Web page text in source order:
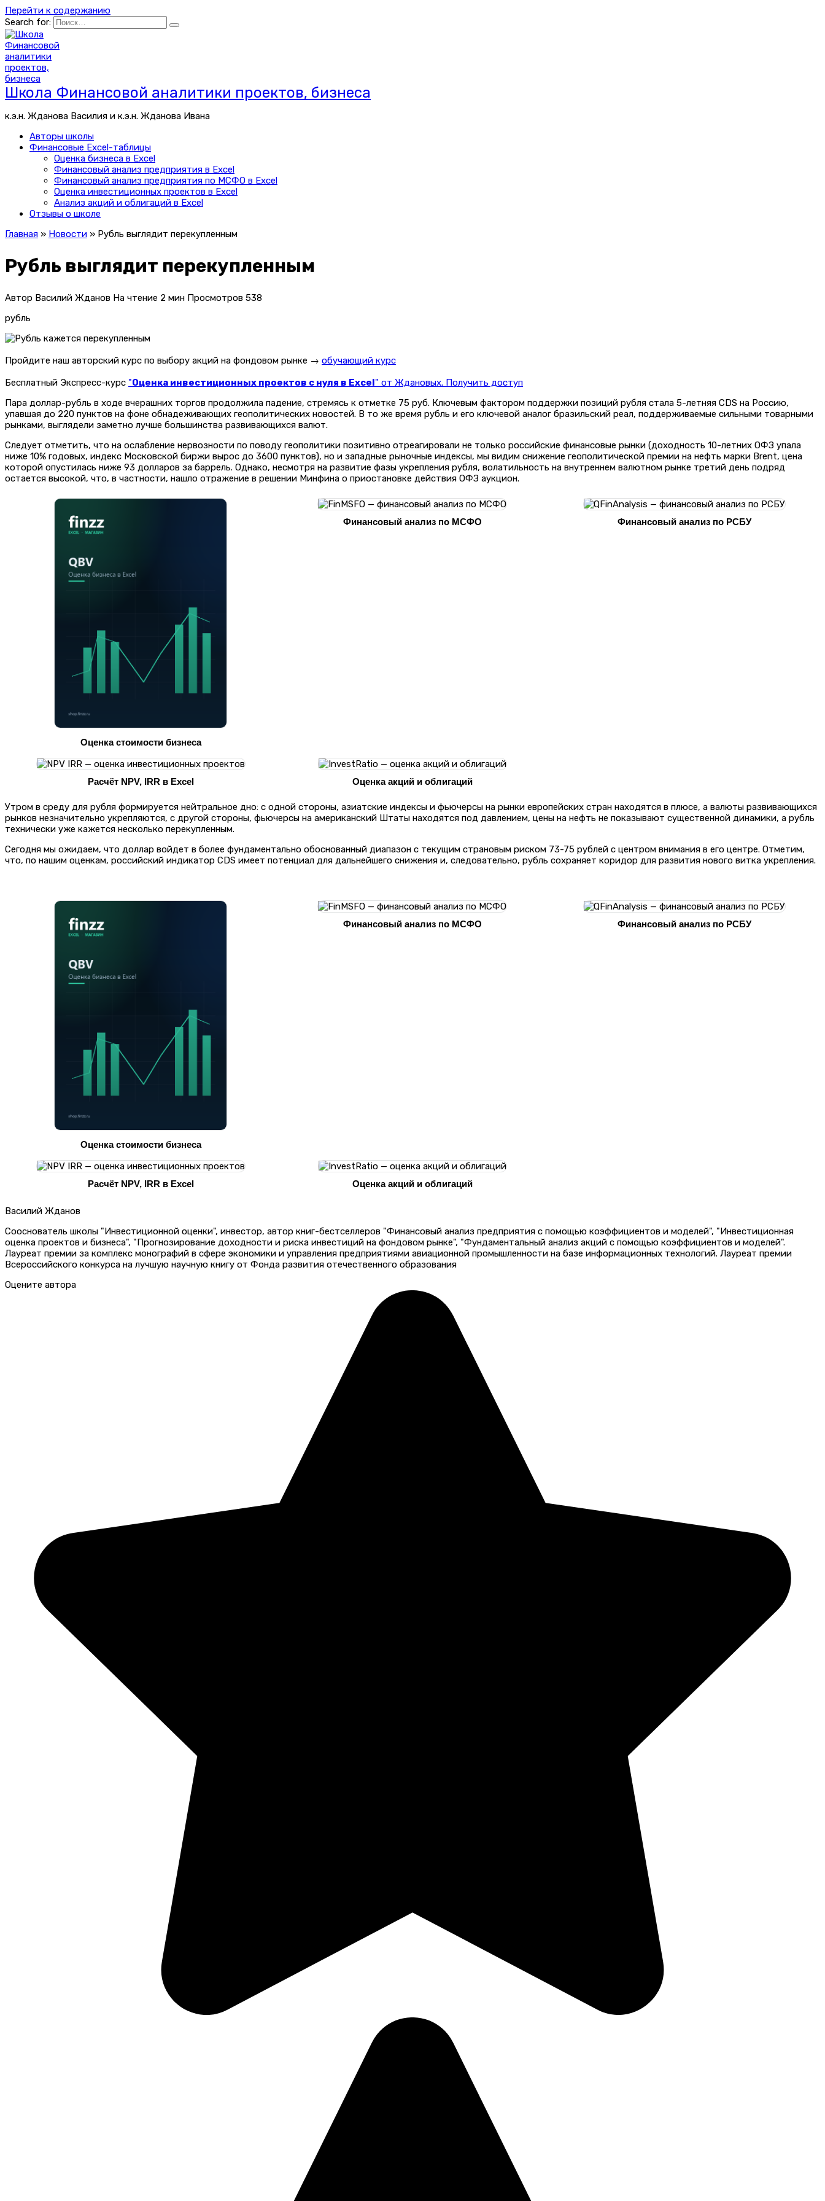
Перейти к содержанию
Search for:
Школа Финансовой аналитики проектов, бизнеса
к.э.н. Жданова Василия и к.э.н. Жданова Ивана
Авторы школы
Финансовые Excel-таблицы
Оценка бизнеса в Excel
Финансовый анализ предприятия в Excel
Финансовый анализ предприятия по МСФО в Excel
Оценка инвестиционных проектов в Excel
Анализ акций и облигаций в Excel
Отзывы о школе
Главная » Новости » Рубль выглядит перекупленным
Рубль выглядит перекупленным
Автор Василий Жданов На чтение 2 мин Просмотров 538
рубль
Пройдите наш авторский курс по выбору акций на фондовом рынке → обучающий курс
Бесплатный Экспресс-курс "Оценка инвестиционных проектов с нуля в Excel" от Ждановых. Получить доступ
Пара доллар-рубль в ходе вчерашних торгов продолжила падение, стремясь к отметке 75 руб. Ключевым фактором поддержки позиций рубля стала 5-летняя CDS на Россию,
упавшая до 220 пунктов на фоне обнадеживающих геополитических новостей. В то же время рубль и его ключевой аналог бразильский реал, поддерживаемые сильными товарными
рынками, выглядели заметно лучше большинства развивающихся валют.
Следует отметить, что на ослабление нервозности по поводу геополитики позитивно отреагировали не только российские финансовые рынки (доходность 10-летних ОФЗ упала
ниже 10% годовых, индекс Московской биржи вырос до 3600 пунктов), но и западные рыночные индексы, мы видим снижение геополитической премии на нефть марки Brent, цена
которой опустилась ниже 93 долларов за баррель. Однако, несмотря на развитие фазы укрепления рубля, волатильность на внутреннем валютном рынке третий день подряд
остается высокой, что, в частности, нашло отражение в решении Минфина о приостановке действия ОФЗ аукцион.
Оценка стоимости бизнеса
Финансовый анализ по МСФО Финансовый анализ по РСБУ
Расчёт NPV, IRR в Excel Оценка акций и облигаций
Утром в среду для рубля формируется нейтральное дно: с одной стороны, азиатские индексы и фьючерсы на рынки европейских стран находятся в плюсе, а валюты развивающихся
рынков незначительно укрепляются, с другой стороны, фьючерсы на американский Штаты находятся под давлением, цены на нефть не показывают существенной динамики, а рубль
технически уже кажется несколько перекупленным.
Сегодня мы ожидаем, что доллар войдет в более фундаментально обоснованный диапазон с текущим страновым риском 73-75 рублей с центром внимания в его центре. Отметим,
что, по нашим оценкам, российский индикатор CDS имеет потенциал для дальнейшего снижения и, следовательно, рубль сохраняет коридор для развития нового витка укрепления.
Оценка стоимости бизнеса
Финансовый анализ по МСФО Финансовый анализ по РСБУ
Расчёт NPV, IRR в Excel Оценка акций и облигаций
Василий Жданов
Сооснователь школы "Инвестиционной оценки", инвестор, автор книг-бестселлеров "Финансовый анализ предприятия с помощью коэффициентов и моделей", "Инвестиционная
оценка проектов и бизнеса", "Прогнозирование доходности и риска инвестиций на фондовом рынке", "Фундаментальный анализ акций с помощью коэффициентов и моделей".
Лауреат премии за комплекс монографий в сфере экономики и управления предприятиями авиационной промышленности на базе информационных технологий. Лауреат премии
Всероссийского конкурса на лучшую научную книгу от Фонда развития отечественного образования
Оцените автора